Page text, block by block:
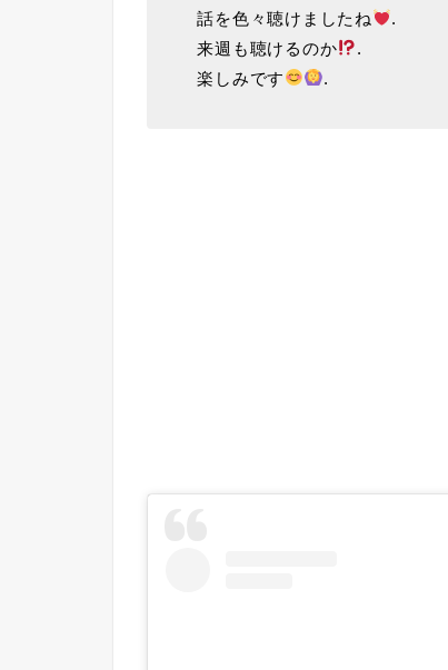
話を色々聴けましたね
.
来週も聴けるのか
.
楽しみです
.